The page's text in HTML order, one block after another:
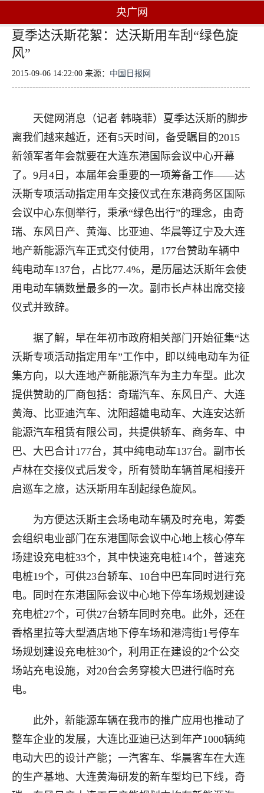
央广网
夏季达沃斯花絮：达沃斯用车刮“绿色旋
风”
2015-09-06 14:22:00 来源： 中国日报网
天健网消息（记者 韩晓菲）夏季达沃斯的脚步
离我们越来越近，还有5天时间，备受瞩目的2015
新领军者年会就要在大连东港国际会议中心开幕
了。9月4日，本届年会重要的一项筹备工作——达
沃斯专项活动指定用车交接仪式在东港商务区国际
会议中心东侧举行，秉承“绿色出行”的理念，由奇
瑞、东风日产、黄海、比亚迪、华晨等辽宁及大连
地产新能源汽车正式交付使用，177台赞助车辆中
纯电动车137台，占比77.4%，是历届达沃斯年会使
用电动车辆数量最多的一次。副市长卢林出席交接
仪式并致辞。
据了解，早在年初市政府相关部门开始征集“达
沃斯专项活动指定用车”工作中，即以纯电动车为征
集方向，以大连地产新能源汽车为主力车型。此次
提供赞助的厂商包括：奇瑞汽车、东风日产、大连
黄海、比亚迪汽车、沈阳超雄电动车、大连安达新
能源汽车租赁有限公司，共提供轿车、商务车、中
巴、大巴合计177台，其中纯电动车137台。副市长
卢林在交接仪式后发令，所有赞助车辆首尾相接开
启巡车之旅，达沃斯用车刮起绿色旋风。
为方便达沃斯主会场电动车辆及时充电，筹委
会组织电业部门在东港国际会议中心地上核心停车
场建设充电桩33个，其中快速充电桩14个，普速充
电桩19个，可供23台轿车、10台中巴车同时进行充
电。同时在东港国际会议中心地下停车场规划建设
充电桩27个，可供27台轿车同时充电。此外，还在
香格里拉等大型酒店地下停车场和港湾街1号停车
场规划建设充电桩30个，利用正在建设的2个公交
场站充电设施，对20台会务穿梭大巴进行临时充
电。
此外，新能源车辆在我市的推广应用也推动了
整车企业的发展，大连比亚迪已达到年产1000辆纯
电动大巴的设计产能；一汽客车、华晨客车在大连
的生产基地、大连黄海研发的新车型均已下线，奇